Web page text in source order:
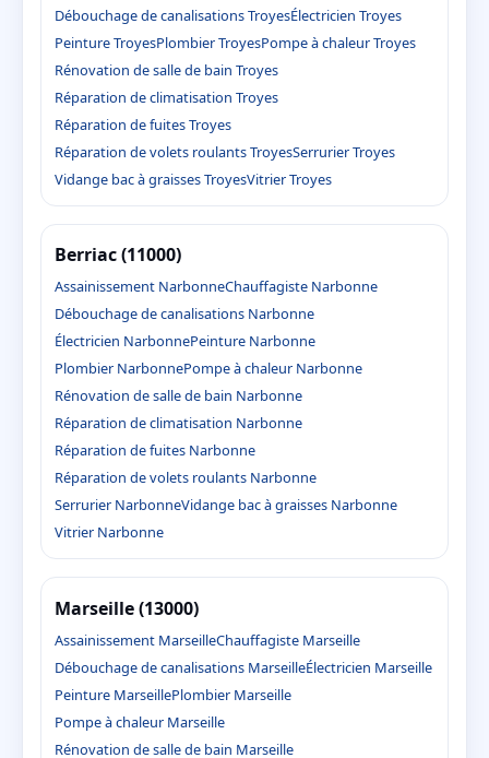
Débouchage de canalisations TroyesÉlectricien Troyes
Peinture TroyesPlombier TroyesPompe à chaleur Troyes
Rénovation de salle de bain Troyes
Réparation de climatisation Troyes
Réparation de fuites Troyes
Réparation de volets roulants TroyesSerrurier Troyes
Vidange bac à graisses TroyesVitrier Troyes
Berriac (11000)
Assainissement NarbonneChauffagiste Narbonne
Débouchage de canalisations Narbonne
Électricien NarbonnePeinture Narbonne
Plombier NarbonnePompe à chaleur Narbonne
Rénovation de salle de bain Narbonne
Réparation de climatisation Narbonne
Réparation de fuites Narbonne
Réparation de volets roulants Narbonne
Serrurier NarbonneVidange bac à graisses Narbonne
Vitrier Narbonne
Marseille (13000)
Assainissement MarseilleChauffagiste Marseille
Débouchage de canalisations MarseilleÉlectricien Marseille
Peinture MarseillePlombier Marseille
Pompe à chaleur Marseille
Rénovation de salle de bain Marseille